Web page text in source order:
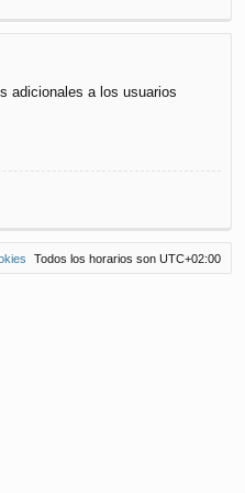
adicionales a los usuarios
Todos los horarios son UTC+02:00